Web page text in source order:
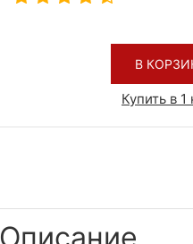
В
Купить в 1